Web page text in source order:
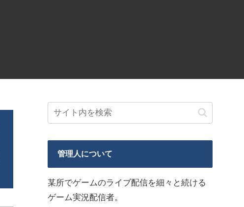
管理人について
某所でゲームのライブ配信を細々と続ける
ゲーム実況配信者。